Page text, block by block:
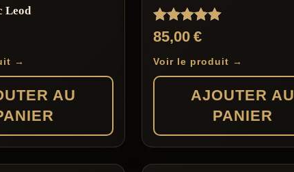
Leod
→
AU
Note
5.00
sur 5
85,00€
Voir le produit →
AJOUTER AU
PANIER